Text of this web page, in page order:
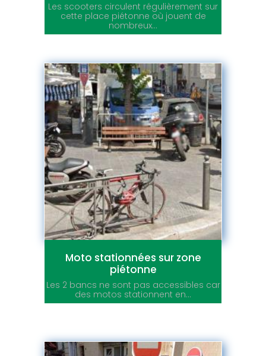
Les scooters circulent régulièrement sur
cette place piétonne où jouent de
nombreux...
Moto stationnées sur zone
piétonne
Les 2 bancs ne sont pas accessibles car
des motos stationnent en...